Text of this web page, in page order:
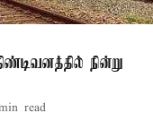
நின்று
read